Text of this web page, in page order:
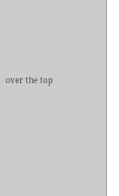
over the top